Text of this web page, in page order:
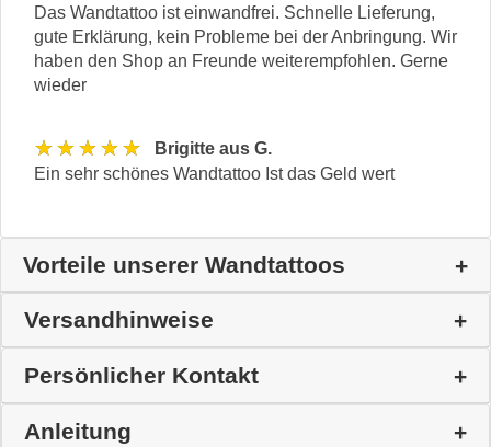
Das Wandtattoo ist einwandfrei. Schnelle Lieferung,
gute Erklärung, kein Probleme bei der Anbringung. Wir
haben den Shop an Freunde weiterempfohlen. Gerne
wieder
★★★★★
Brigitte aus G.
Ein sehr schönes Wandtattoo Ist das Geld wert
Vorteile unserer Wandtattoos
Versandhinweise
Persönlicher Kontakt
Anleitung